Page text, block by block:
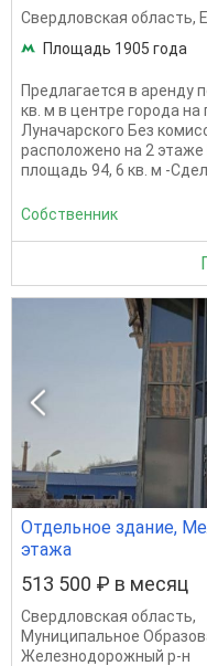
Свердловская область,
Площадь 1905 года
Предлагается в
кв. м в центре города
Луначарского Без
расположено на 2
площадь 94, 6 кв. м -
Собственник
Отдельное здание,
этажа
513 500 ₽ в месяц
Свердловская область,
Муниципальное
Железнодорожный р-н